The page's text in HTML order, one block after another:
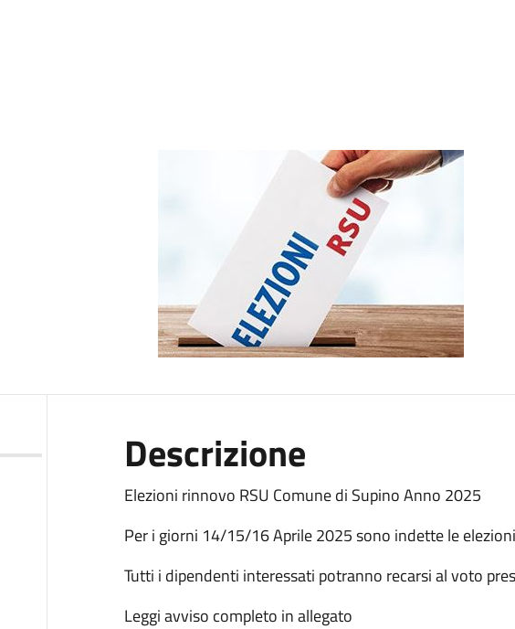
Descrizione
Elezioni rinnovo RSU Comune di Supino Anno 2025
Per i giorni 14/15/16 Aprile 2025 sono indette le
Tutti i dipendenti interessati potranno recarsi al voto
Leggi avviso completo in allegato